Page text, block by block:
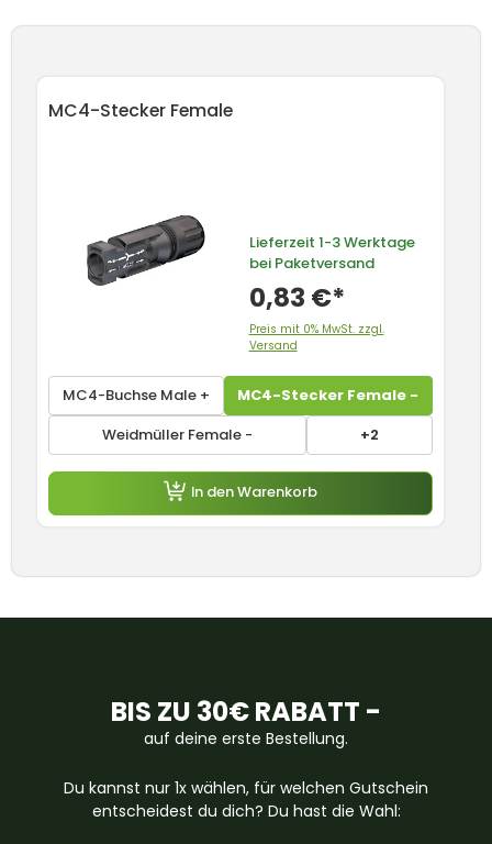
MC4-Stecker Female
MC4-Buchse Male +
MC4-Stecker Female -
Weidmüller Female -
+2
Lieferzeit 1-3 Werktage
bei Paketversand
0,83 €*
Preis mit 0% MwSt. zzgl.
Versand
In den Warenkorb
BIS ZU 30€ RABATT -
auf deine erste Bestellung.
Du kannst nur 1x wählen, für welchen Gutschein
entscheidest du dich? Du hast die Wahl: